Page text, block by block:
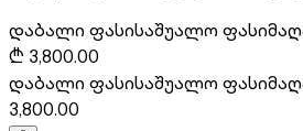
დაბალი ფასისაშუალო ფასი
₾ 3,800.00
დაბალი ფასისაშუალო ფასი
3,800.00